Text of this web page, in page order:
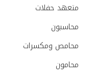
متعهد حفلات
محاسبون
محامص ومكسرات
محامون